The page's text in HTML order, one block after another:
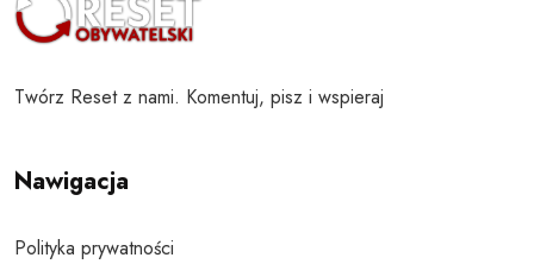
Twórz Reset z nami. Komentuj, pisz i wspieraj
Nawigacja
Polityka prywatności